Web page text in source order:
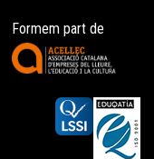
Formem part de